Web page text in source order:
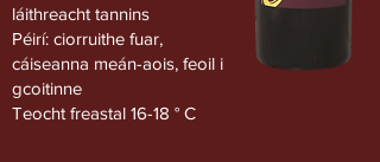
láithreacht tannins
Péirí: ciorruithe fuar,
cáiseanna meán-aois, feoil i
gcoitinne
Teocht freastal 16-18 ° C